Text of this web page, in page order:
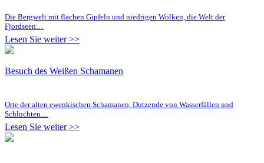
Die Bergwelt mit flachen Gipfeln und niedrigen Wolken, die Welt der
Fjordseen…
Lesen Sie weiter >>
Besuch des Weißen Schamanen
Orte der alten ewenkischen Schamanen, Dutzende von Wasserfällen und
Schluchten…
Lesen Sie weiter >>